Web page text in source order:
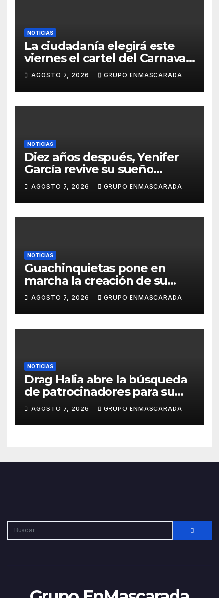
NOTICIAS
La ciudadanía elegirá este
viernes el cartel del Carnaval
de Las Palmas de Gran
Canaria 2027 en una gala
retransmitida por Televisión
Canaria
AGOSTO 7, 2026 GRUPO ENMASCARADA
NOTICIAS
Diez años después, Yenifer
García revive su sueño
carnavalero en el vídeo de
presentación de San Juan de
la Rambla para el Grand Prix
AGOSTO 7, 2026 GRUPO ENMASCARADA
NOTICIAS
Guachinquietas pone en
marcha la creación de su
repertorio para el Carnaval
2027
AGOSTO 7, 2026 GRUPO ENMASCARADA
NOTICIAS
Drag Halia abre la búsqueda
de patrocinadores para su
participación en el Carnaval
de Las Palmas de Gran
Canaria 2027
AGOSTO 7, 2026 GRUPO ENMASCARADA